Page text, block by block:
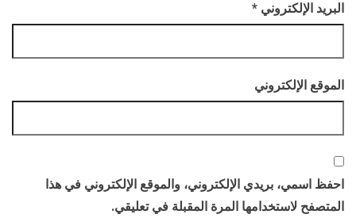
البريد الإلكتروني *
الموقع الإلكتروني
احفظ اسمي، بريدي الإلكتروني، والموقع الإلكتروني في هذا
المتصفح لاستخدامها المرة المقبلة في تعليقي.